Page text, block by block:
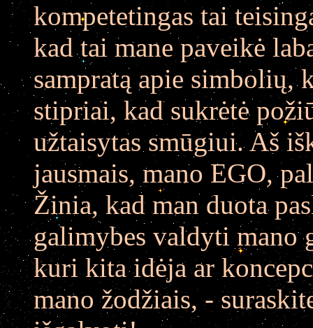
kompetetingas tai
kad tai mane paveikė
sampratą apie simbolių,
stipriai, kad sukrėtė
užtaisytas smūgiui. Aš
jausmais, mano EGO,
Žinia, kad man duota
galimybes valdyti mano
kuri kita idėja ar
mano žodžiais, -